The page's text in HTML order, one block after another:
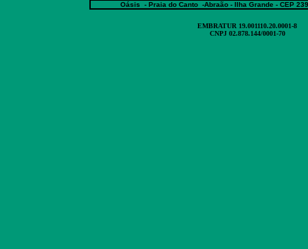
Oásis - Praia do Canto -Abraão -Ilha Grande - CEP
EMBRATUR 19.001110.20.0001-8
CNPJ02.878.144/0001-70